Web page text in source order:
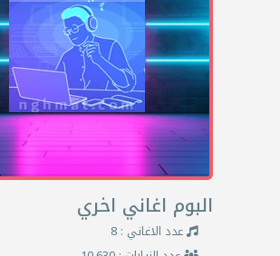
البوم اغاني اخري
عدد الاغاني : 8